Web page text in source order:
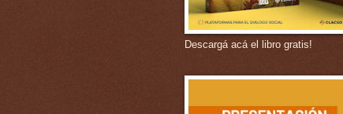
Descargá acá el libro gratis!